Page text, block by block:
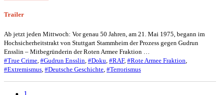
Trailer
Ab jetzt jeden Mittwoch: Vor genau 50 Jahren, am 21. Mai 1975, begann im
Hochsicherheitstrakt von Stuttgart Stammheim der Prozess gegen Gudrun
Ensslin – Mitbegründerin der Roten Armee Fraktion …
#True Crime #Gudrun Ensslin #Doku #RAF, #Rote Armee Fraktion
#Extremismus #Deutsche Geschichte #Terrorismus